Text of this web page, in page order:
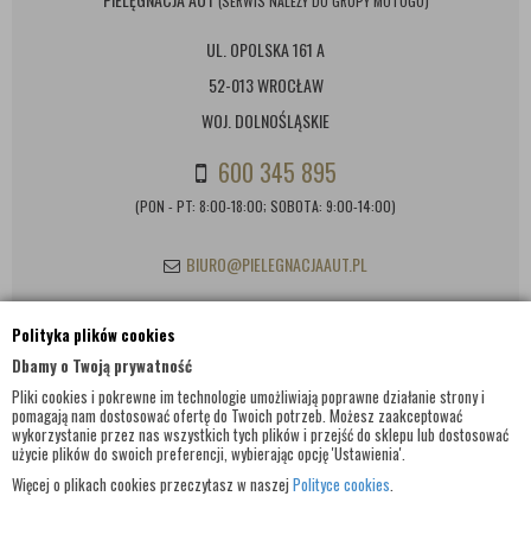
Polityka plików cookies
Dbamy o Twoją prywatność
Pliki cookies i pokrewne im technologie umożliwiają poprawne działanie strony i
pomagają nam dostosować ofertę do Twoich potrzeb. Możesz zaakceptować
wykorzystanie przez nas wszystkich tych plików i przejść do sklepu lub dostosować
użycie plików do swoich preferencji, wybierając opcję 'Ustawienia'.
Więcej o plikach cookies przeczytasz w naszej Polityce cookies.
UL. OPOLSKA 161 A
52-013 WROCŁAW
WOJ. DOLNOŚLĄSKIE
600 345 895
(PON - PT: 8:00-18:00; SOBOTA: 9:00-14:00)
BIURO@PIELEGNACJAAUT.PL
INFORMACJE KONTAKTOWE